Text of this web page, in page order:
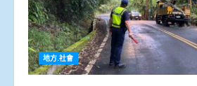
地方.社會